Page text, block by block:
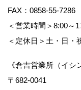
FAX：0858-55-7286
＜営業時間＞8:00～
＜定休日＞土・日・
《倉吉営業所（イシ
〒682-0041